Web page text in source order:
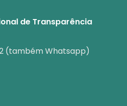
de Transparência
(também Whatsapp)